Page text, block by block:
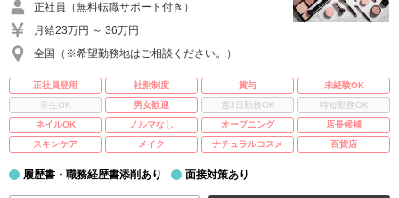
正社員（無料転職サポート付き）
月給23万円 ～ 36万円
全国（※希望勤務地はご相談ください。）
正社員登用 社割制度 賞与
未経験OK
学生OK
男女歓迎 週3日勤務OK
時短勤務OK
ネイルOK
ノルマなし オープニング
店長候補
スキンケア
メイク ナチュラルコスメ 百貨店
履歴書・職務経歴書添削あり 面接対策あり